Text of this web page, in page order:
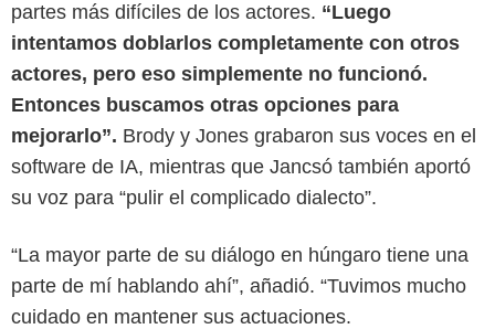
partes más difíciles de los actores. “Luego
intentamos doblarlos completamente con otros
actores, pero eso simplemente no funcionó.
Entonces buscamos otras opciones para
mejorarlo”. Brody y Jones grabaron sus voces en el
software de IA, mientras que Jancsó también aportó
su voz para “pulir el complicado dialecto”.
“La mayor parte de su diálogo en húngaro tiene una
parte de mí hablando ahí”, añadió. “Tuvimos mucho
cuidado en mantener sus actuaciones.